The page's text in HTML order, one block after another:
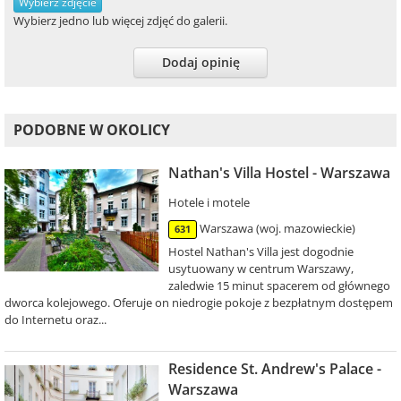
Wybierz jedno lub więcej zdjęć do galerii.
Dodaj opinię
PODOBNE W OKOLICY
Nathan's Villa Hostel - Warszawa
Hotele i motele
631
Warszawa (woj. mazowieckie)
Hostel Nathan's Villa jest dogodnie
usytuowany w centrum Warszawy,
zaledwie 15 minut spacerem od głównego
dworca kolejowego. Oferuje on niedrogie pokoje z bezpłatnym dostępem
do Internetu oraz...
Residence St. Andrew's Palace -
Warszawa